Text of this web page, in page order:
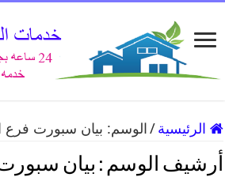
الرئيسية / الوسم: بيان سبورت فرع
أرشيف الوسم : بيان